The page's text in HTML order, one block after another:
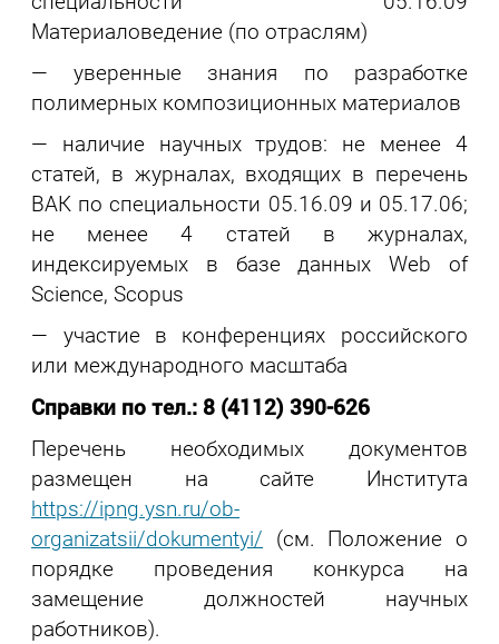
Материаловедение (по отраслям)
— уверенные знания по разработке
полимерных композиционных материалов
— наличие научных трудов: не менее 4
статей, в журналах, входящих в перечень
ВАК по специальности 05.16.09 и 05.17.06;
не менее 4 статей в журналах,
индексируемых в базе данных Web of
Science, Scopus
— участие в конференциях российского
или международного масштаба
Справки по тел.: 8 (4112) 390-626
Перечень необходимых документов
размещен на сайте Института
https://ipng.ysn.ru/ob-
organizatsii/dokumentyi/ (см. Положение о
порядке проведения конкурса на
замещение должностей научных
работников).